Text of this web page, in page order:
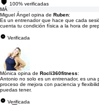
100% verificadas
MÁ
Miguel Ángel opina de Ruben:
Es un entrenador que hace que cada
cuenta tu condición física a la hora de
Verificada
Mónica opina de Rocli360fitness:
Antonio no solo es un entrenador, es
proceso de mejora con paciencia y
puedas tener.
Verificada